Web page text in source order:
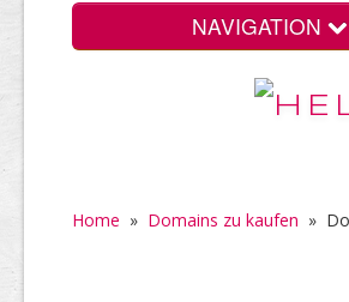
NAVIGATION
Home » Domains zu kaufen »